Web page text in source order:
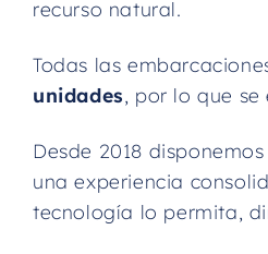
recurso natural.
Todas las
unidades, por lo que
Desde 2018
una experiencia
tecnología lo permita,